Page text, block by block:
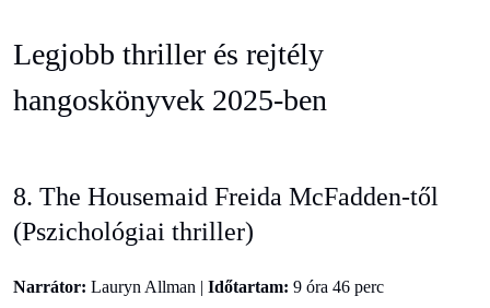
Legjobb thriller és rejtély
hangoskönyvek 2025-ben
8. The Housemaid Freida McFadden-től
(Pszichológiai thriller)
Narrátor: Lauryn Allman | Időtartam: 9 óra 46 perc